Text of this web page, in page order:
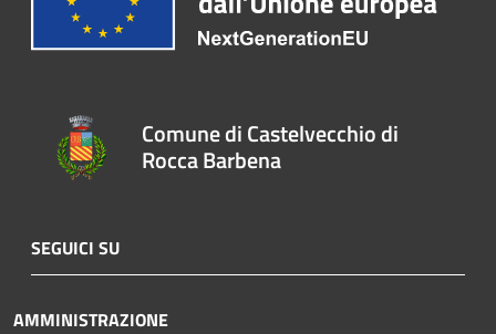
Comune di Castelvecchio di
Rocca Barbena
SEGUICI SU
AMMINISTRAZIONE